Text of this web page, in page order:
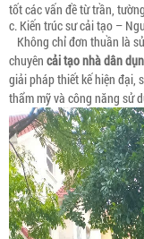
tốt các vấn đề từ trần,
c. Kiến trúc sư cải tạo –
Không chỉ đơn thuần là
chuyên cải tạo nhà dân
giải pháp thiết kế hiện đại,
thẩm mỹ và công năng sử